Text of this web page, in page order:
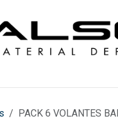
PACK 6 VOLANTES